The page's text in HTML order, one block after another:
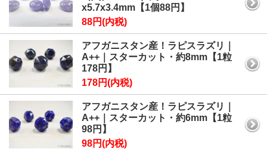
x5.7x3.4mm【1個88円】
88円(内税)
アフガニスタン産！ラピスラズリ｜
A++｜スターカット・約8mm【1粒
178円】
178円(内税)
アフガニスタン産！ラピスラズリ｜
A++｜スターカット・約6mm【1粒
98円】
98円(内税)